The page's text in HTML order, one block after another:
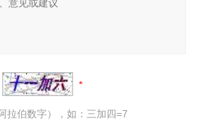
拉伯数字），如：三加四=7